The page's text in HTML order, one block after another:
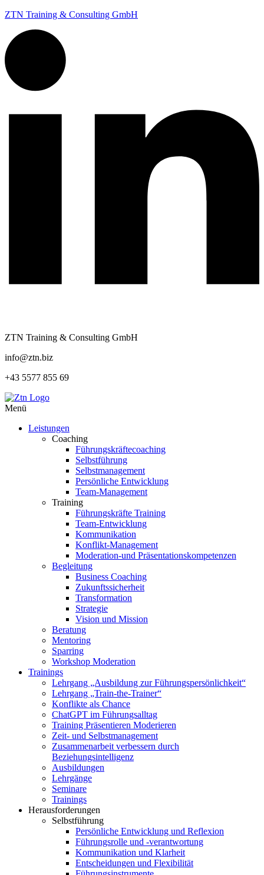
ZTN Training & Consulting GmbH
ZTN Training & Consulting GmbH
info@ztn.biz
+43 5577 855 69
Menü
Leistungen
Coaching
Führungskräftecoaching
Selbstführung
Selbstmanagement
Persönliche Entwicklung
Team-Management
Training
Führungskräfte Training
Team-Entwicklung
Kommunikation
Konflikt-Management
Moderation-und Präsentationskompetenzen
Begleitung
Business Coaching
Zukunftssicherheit
Transformation
Strategie
Vision und Mission
Beratung
Mentoring
Sparring
Workshop Moderation
Trainings
Lehrgang „Ausbildung zur Führungspersönlichkeit“
Lehrgang „Train-the-Trainer“
Konflikte als Chance
ChatGPT im Führungsalltag
Training Präsentieren Moderieren
Zeit- und Selbstmanagement
Zusammenarbeit verbessern durch
Beziehungsintelligenz
Ausbildungen
Lehrgänge
Seminare
Trainings
Herausforderungen
Selbstführung
Persönliche Entwicklung und Reflexion
Führungsrolle und -verantwortung
Kommunikation und Klarheit
Entscheidungen und Flexibilität